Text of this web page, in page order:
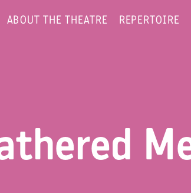
ABOUT THE THEATRE REPERTOIRE